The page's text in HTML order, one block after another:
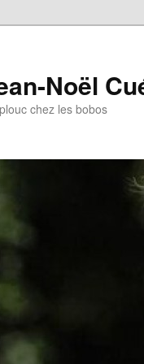
Noël
chez les bobos